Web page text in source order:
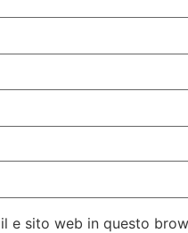
e sito web in questo